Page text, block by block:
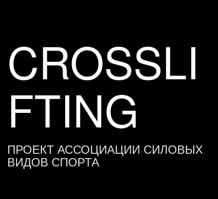
CROSSLI
FTING
ПРОЕКТ АССОЦИАЦИИ СИЛОВЫХ
ВИДОВ СПОРТА